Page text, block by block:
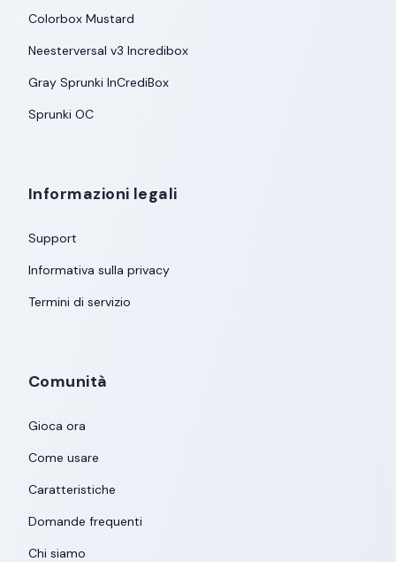
Colorbox Mustard
Neesterversal v3 Incredibox
Gray Sprunki InCrediBox
Sprunki OC
Informazioni legali
Support
Informativa sulla privacy
Termini di servizio
Comunità
Gioca ora
Come usare
Caratteristiche
Domande frequenti
Chi siamo